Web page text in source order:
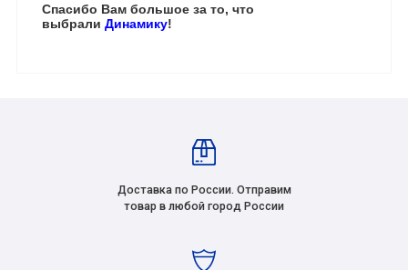
Спасибо Вам большое за то, что
выбрали Динамику!
Доставка по России. Отправим
товар в любой город России